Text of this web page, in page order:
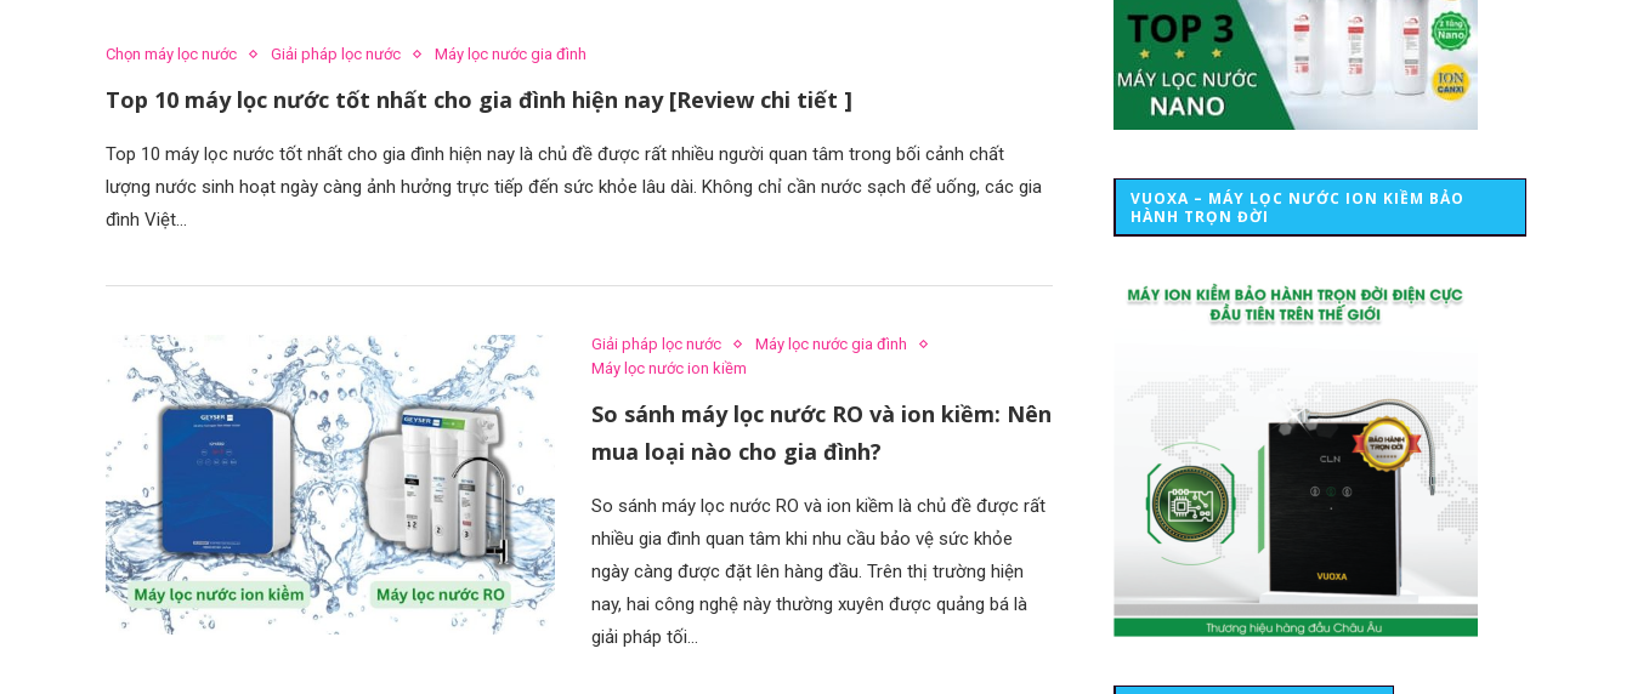
Chọn máy lọc nước Giải pháp lọc nước Máy lọc nước gia đình
Top 10 máy lọc nước tốt nhất cho gia đình hiện nay [Review chi tiết ]
Top 10 máy lọc nước tốt nhất cho gia đình hiện nay là chủ đề được rất nhiều người quan tâm trong bối cảnh chất
lượng nước sinh hoạt ngày càng ảnh hưởng trực tiếp đến sức khỏe lâu dài. Không chỉ cần nước sạch để uống, các gia
đình Việt…
Giải pháp lọc nước
Máy lọc nước gia đình
Máy lọc nước ion kiềm
So sánh máy lọc nước RO và ion kiềm: Nên
mua loại nào cho gia đình?
So sánh máy lọc nước RO và ion kiềm là chủ đề được rất
nhiều gia đình quan tâm khi nhu cầu bảo vệ sức khỏe
ngày càng được đặt lên hàng đầu. Trên thị trường hiện
nay, hai công nghệ này thường xuyên được quảng bá là
giải pháp tối…
VUOXA – MÁY LỌC NƯỚC ION KIỀM BẢO
HÀNH TRỌN ĐỜI